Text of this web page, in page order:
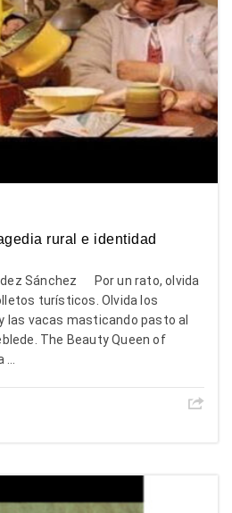
rural e identidad
Sánchez Por un rato, olvida
turísticos. Olvida los
las vacas masticando pasto al
The Beauty Queen of